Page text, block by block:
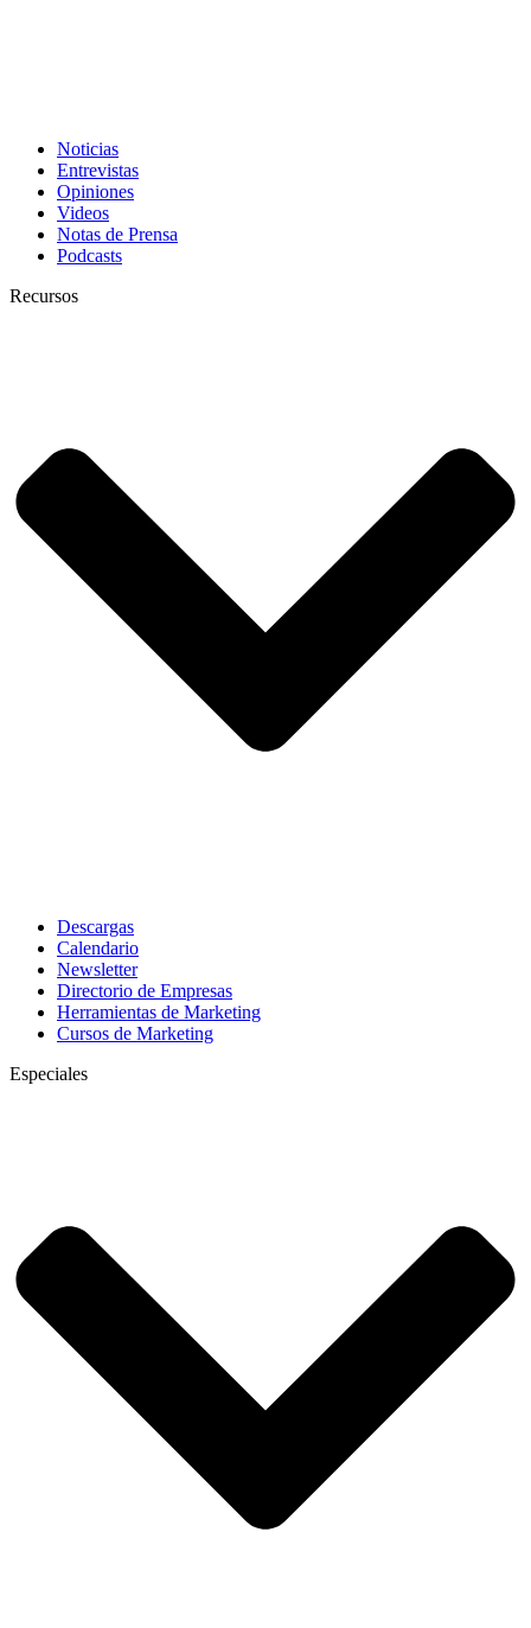
Noticias
Entrevistas
Opiniones
Videos
Notas de Prensa
Podcasts
Recursos
Descargas
Calendario
Newsletter
Directorio de Empresas
Herramientas de Marketing
Cursos de Marketing
Especiales